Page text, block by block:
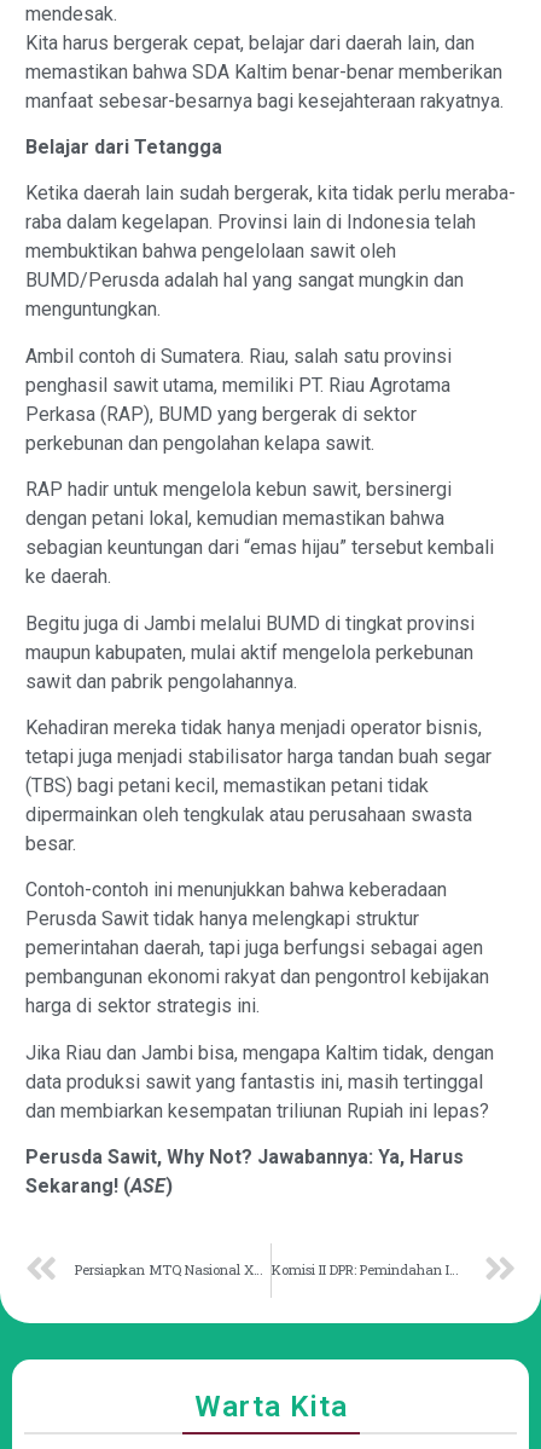
mendesak.
Kita harus bergerak cepat, belajar dari daerah lain, dan
memastikan bahwa SDA Kaltim benar-benar memberikan
manfaat sebesar-besarnya bagi kesejahteraan rakyatnya.
Belajar dari Tetangga
Ketika daerah lain sudah bergerak, kita tidak perlu meraba-
raba dalam kegelapan. Provinsi lain di Indonesia telah
membuktikan bahwa pengelolaan sawit oleh
BUMD/Perusda adalah hal yang sangat mungkin dan
menguntungkan.
Ambil contoh di Sumatera. Riau, salah satu provinsi
penghasil sawit utama, memiliki PT. Riau Agrotama
Perkasa (RAP), BUMD yang bergerak di sektor
perkebunan dan pengolahan kelapa sawit.
RAP hadir untuk mengelola kebun sawit, bersinergi
dengan petani lokal, kemudian memastikan bahwa
sebagian keuntungan dari “emas hijau” tersebut kembali
ke daerah.
Begitu juga di Jambi melalui BUMD di tingkat provinsi
maupun kabupaten, mulai aktif mengelola perkebunan
sawit dan pabrik pengolahannya.
Kehadiran mereka tidak hanya menjadi operator bisnis,
tetapi juga menjadi stabilisator harga tandan buah segar
(TBS) bagi petani kecil, memastikan petani tidak
dipermainkan oleh tengkulak atau perusahaan swasta
besar.
Contoh-contoh ini menunjukkan bahwa keberadaan
Perusda Sawit tidak hanya melengkapi struktur
pemerintahan daerah, tapi juga berfungsi sebagai agen
pembangunan ekonomi rakyat dan pengontrol kebijakan
harga di sektor strategis ini.
Jika Riau dan Jambi bisa, mengapa Kaltim tidak, dengan
data produksi sawit yang fantastis ini, masih tertinggal
dan membiarkan kesempatan triliunan Rupiah ini lepas?
Perusda Sawit, Why Not? Jawabannya: Ya, Harus
Sekarang! (ASE)
Persiapkan MTQ Nasional XXXI-2026, LPTQ Kaltim Selenggarakan TC Tahap I Komisi II DPR: Pemindahan IKN adalah Perubahan Sistemik
Warta Kita